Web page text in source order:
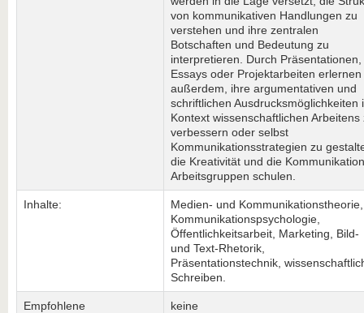
von kommunikativen Handlungen zu
verstehen und ihre zentralen
Botschaften und Bedeutung zu
interpretieren. Durch Präsentationen,
Essays oder Projektarbeiten erlernen
außerdem, ihre argumentativen und
schriftlichen Ausdrucksmöglichkeiten
Kontext wissenschaftlichen Arbeitens
verbessern oder selbst
Kommunikationsstrategien zu
die Kreativität und die
Arbeitsgruppen schulen.
Inhalte:
Medien- und Kommunikationstheorie,
Kommunikationspsychologie,
Öffentlichkeitsarbeit, Marketing­, Bild-
und Text-Rhetorik,
Präsentationstechnik,
Schreiben.
Empfohlene
keine